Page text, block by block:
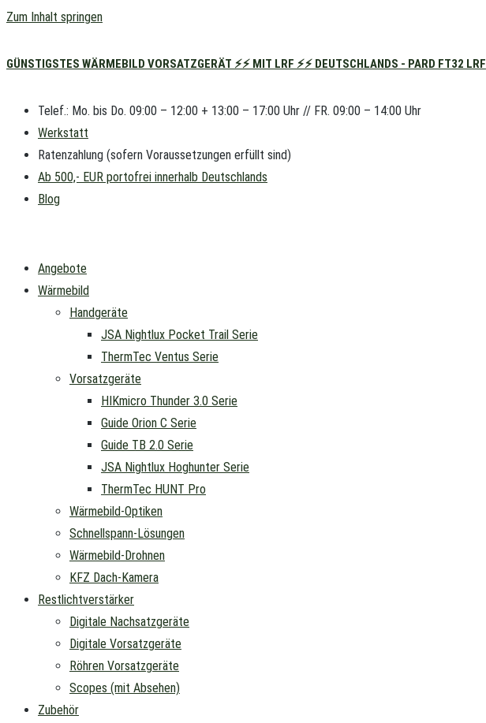
Zum Inhalt springen
GÜNSTIGSTES WÄRMEBILD VORSATZGERÄT ⚡⚡ MIT LRF ⚡⚡ DEUTSCHLANDS - PARD FT32 LRF
Telef.: Mo. bis Do. 09:00 – 12:00 + 13:00 – 17:00 Uhr // FR. 09:00 – 14:00 Uhr
Werkstatt
Ratenzahlung (sofern Voraussetzungen erfüllt sind)
Ab 500,- EUR portofrei innerhalb Deutschlands
Blog
Angebote
Wärmebild
Handgeräte
JSA Nightlux Pocket Trail Serie
ThermTec Ventus Serie
Vorsatzgeräte
HIKmicro Thunder 3.0 Serie
Guide Orion C Serie
Guide TB 2.0 Serie
JSA Nightlux Hoghunter Serie
ThermTec HUNT Pro
Wärmebild-Optiken
Schnellspann-Lösungen
Wärmebild-Drohnen
KFZ Dach-Kamera
Restlichtverstärker
Digitale Nachsatzgeräte
Digitale Vorsatzgeräte
Röhren Vorsatzgeräte
Scopes (mit Absehen)
Zubehör